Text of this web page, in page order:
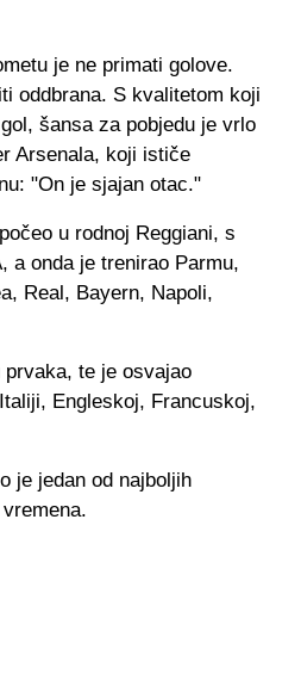
je ne primati golove.
oddbrana. S kvalitetom koji
šansa za pobjedu je vrlo
Arsenala, koji ističe
"On je sjajan otac."
u rodnoj Reggiani, s
a onda je trenirao Parmu,
Real, Bayern, Napoli,
te je osvajao
Engleskoj, Francuskoj,
je jedan od najboljih